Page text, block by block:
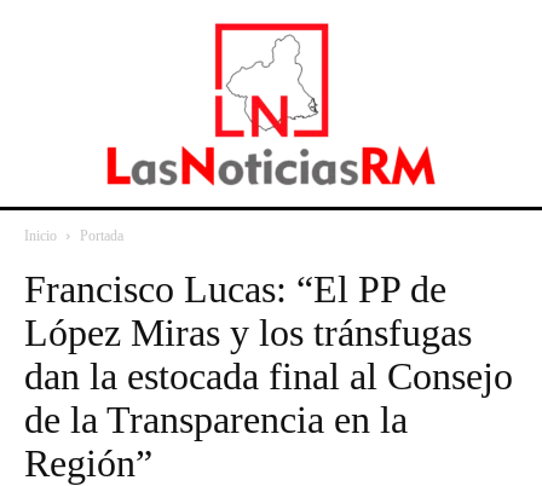
Inicio Portada
Francisco Lucas: “El PP de
López Miras y los tránsfugas
dan la estocada final al Consejo
de la Transparencia en la
Región”